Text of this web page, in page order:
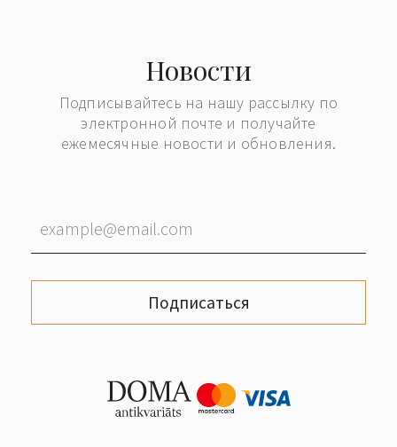
Новости
Подписывайтесь на нашу рассылку по
электронной почте и получайте
ежемесячные новости и обновления.
Подписаться